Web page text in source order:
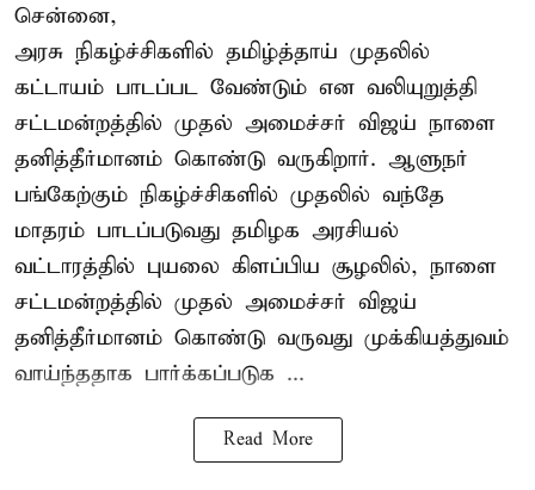
சென்னை,
அரசு நிகழ்ச்சிகளில் தமிழ்த்தாய் முதலில்
கட்டாயம் பாடப்பட வேண்டும் என வலியுறுத்தி
சட்டமன்றத்தில் முதல் அமைச்சர் விஜய் நாளை
தனித்தீர்மானம் கொண்டு வருகிறார். ஆளுநர்
பங்கேற்கும் நிகழ்ச்சிகளில் முதலில் வந்தே
மாதரம் பாடப்படுவது தமிழக அரசியல்
வட்டாரத்தில் புயலை கிளப்பிய சூழலில், நாளை
சட்டமன்றத்தில் முதல் அமைச்சர் விஜய்
தனித்தீர்மானம் கொண்டு வருவது முக்கியத்துவம்
வாய்ந்ததாக பார்க்கப்படுக ...
Read More